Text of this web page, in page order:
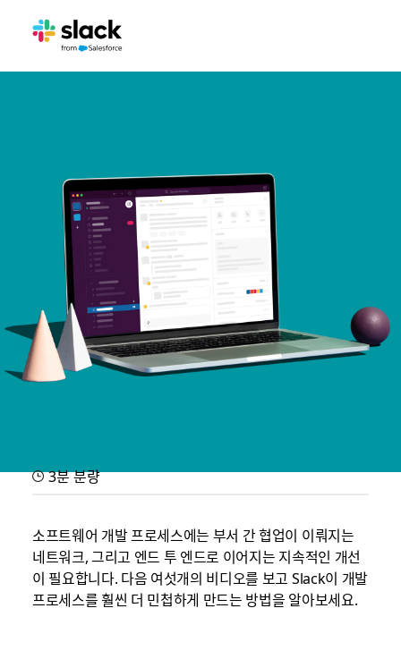
작동 방법 소개: Slack이 소프트웨
어 개발을 돕습니다
엔지니어링 팀이 Slack을 사용하여 코드를 더 빨리 납품하고 서비스
신뢰성을 향상하는 방법을 보여주는 짧은 비디오
3분 분량
소프트웨어 개발 프로세스에는 부서 간 협업이 이뤄지는
네트워크, 그리고 엔드 투 엔드로 이어지는 지속적인 개선
이 필요합니다. 다음 여섯개의 비디오를 보고 Slack이 개발
프로세스를 훨씬 더 민첩하게 만드는 방법을 알아보세요.